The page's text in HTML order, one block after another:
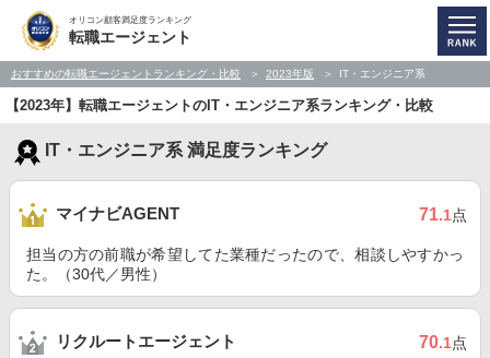
オリコン顧客満足度ランキング
転職エージェント
おすすめの転職エージェントランキング・比較 2023年版 IT・エンジニア系
【2023年】転職エージェントのIT・エンジニア系ランキング・比較
IT・エンジニア系 満足度ランキング
マイナビAGENT 71.1点
担当の方の前職が希望してた業種だったので、相談しやすかっ
た。（30代／男性）
リクルートエージェント 70.1点